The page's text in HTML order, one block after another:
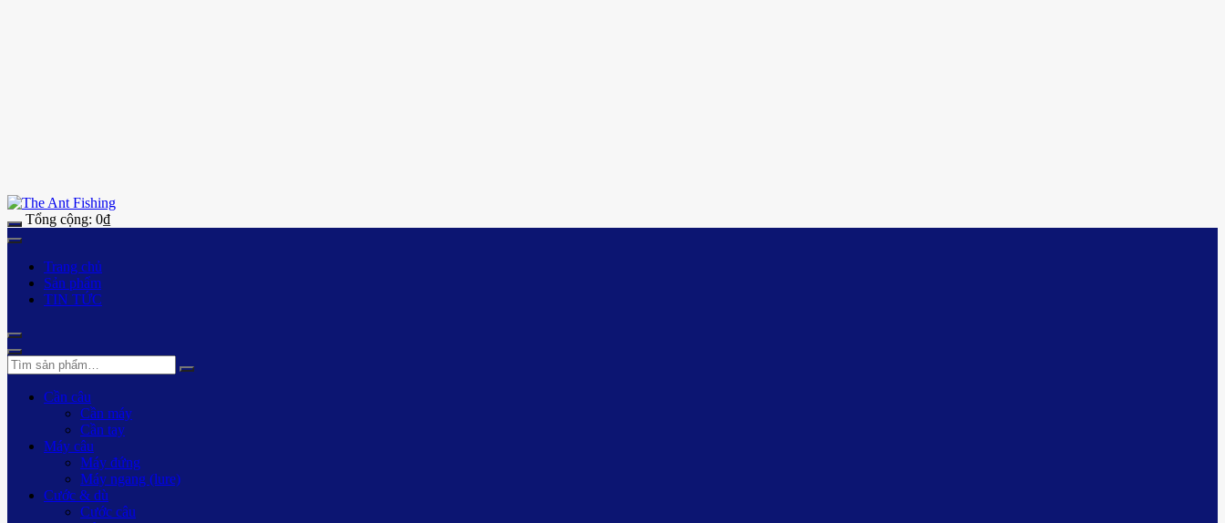
Tổng cộng: 0₫
Trang chủ
Sản phẩm
TIN TỨC
Cần câu
Cần máy
Cần tay
Máy câu
Máy đứng
Máy ngang (lure)
Cước & dù
Cước câu